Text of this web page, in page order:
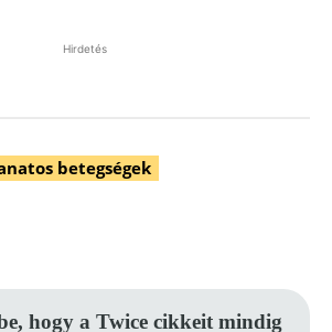
Hirdetés
betegségek
hogy a Twice cikkeit mindig